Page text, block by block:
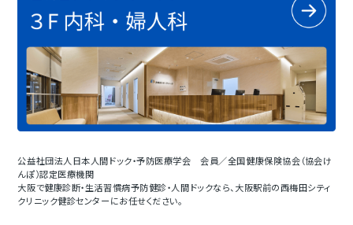
公益社団法人日本人間ドック・予防医療学会 会員／全国健康保険協会（協会け
んぽ）認定医療機関
大阪で健康診断・生活習慣病予防健診・人間ドックなら、大阪駅前の西梅田シティ
クリニック健診センターにお任せください。